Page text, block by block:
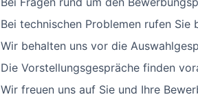
Bei technischen Problemen rufen
Wir behalten uns vor die
Die Vorstellungsgespräche finden
Wir freuen uns auf Sie und Ihre